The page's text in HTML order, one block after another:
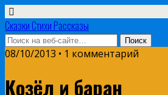
Сказки Стихи Рассказы
08/10/2013 • 1 комментарий
Козёл и баран